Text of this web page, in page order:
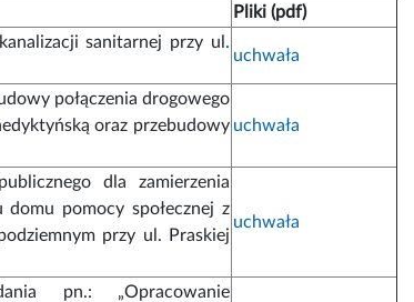
Pliki (pdf)
sanitarnej przy ul.
uchwała
połączenia drogowego
oraz przebudowy uchwała
dla zamierzenia
pomocy społecznej z
przy ul. Praskiej
uchwała
pn.: „Opracowanie